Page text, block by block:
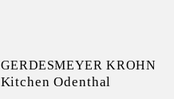
GERDESMEYER KROHN
Kitchen Odenthal